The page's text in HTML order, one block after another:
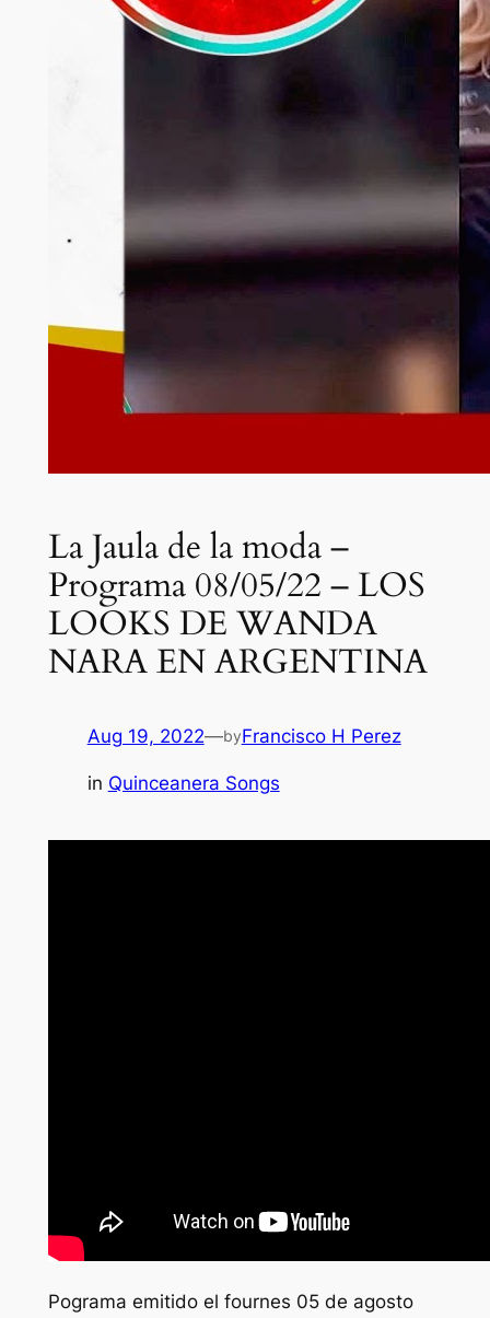
La Jaula de la moda –
Programa 08/05/22 – LOS
LOOKS DE WANDA
NARA EN ARGENTINA
Aug 19, 2022—byFrancisco H Perez
in Quinceanera Songs
Pograma emitido el fournes 05 de agosto